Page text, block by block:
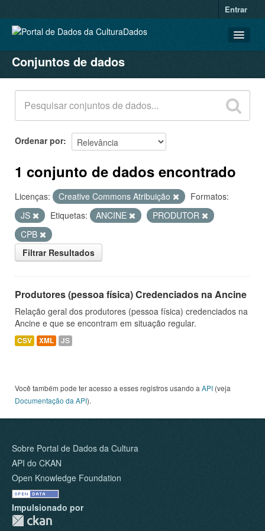
Entrar
CONJUNTOS DE DADOS
ORGANIZAÇÕES
GRUPOS
SOBRE
Conjuntos de dados
Ordenar por
1 conjunto de dados encontrado
Licenças: Creative Commons Atribuição
Formatos:
JS
Etiquetas: ANCINE
PRODUTOR
CPB
Filtrar Resultados
Produtores (pessoa física) Credenciados na Ancine
Relação geral dos produtores (pessoa física) credenciados na
Ancine e que se encontram em situação regular.
CSV XML JS
Você também pode ter acesso a esses registros usando a API (veja
Documentação da API).
Sobre Portal de Dados da Cultura
API do CKAN
Open Knowledge Foundation
Impulsionado por